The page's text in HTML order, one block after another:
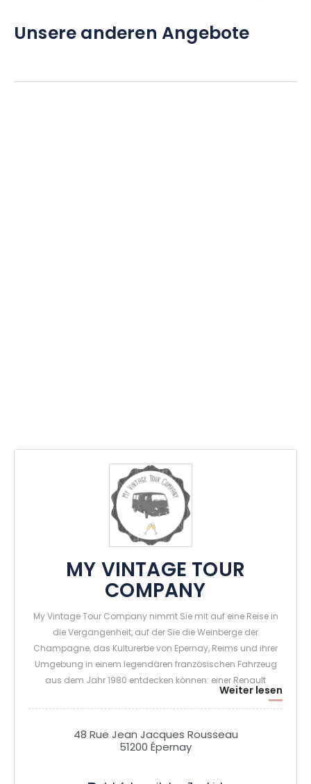
Unsere anderen Angebote
MY VINTAGE TOUR
COMPANY
My Vintage Tour Company nimmt Sie mit auf eine Reise in
die Vergangenheit, auf der Sie die Weinberge der
Champagne, das Kulturerbe von Epernay, Reims und ihrer
Umgebung in einem legendären französischen Fahrzeug
aus dem Jahr 1980 entdecken können: einer Renault
Unsere Incoming-Agentur bietet Ihnen verschiedene
Leistungen an, um Ihnen die Geschichte der Champagne
zu erzählen und die Geheimnisse der
Weiter lesen
48 Rue Jean Jacques Rousseau
51200 Épernay